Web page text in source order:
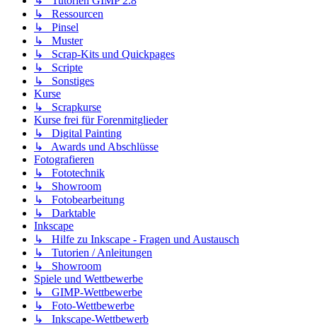
↳ Ressourcen
↳ Pinsel
↳ Muster
↳ Scrap-Kits und Quickpages
↳ Scripte
↳ Sonstiges
Kurse
↳ Scrapkurse
Kurse frei für Forenmitglieder
↳ Digital Painting
↳ Awards und Abschlüsse
Fotografieren
↳ Fototechnik
↳ Showroom
↳ Fotobearbeitung
↳ Darktable
Inkscape
↳ Hilfe zu Inkscape - Fragen und Austausch
↳ Tutorien / Anleitungen
↳ Showroom
Spiele und Wettbewerbe
↳ GIMP-Wettbewerbe
↳ Foto-Wettbewerbe
↳ Inkscape-Wettbewerb